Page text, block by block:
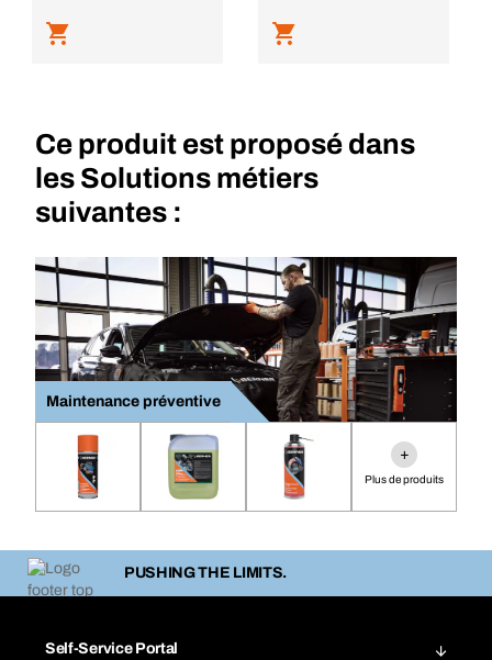
Ce produit est proposé dans
les Solutions métiers
suivantes :
Maintenance préventive
+
Plus de produits
PUSHING THE LIMITS.
Self-Service Portal